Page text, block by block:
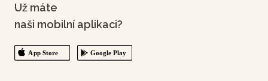
Už máte
naši mobilní aplikaci?